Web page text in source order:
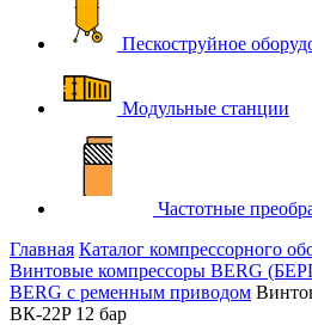
Пескоструйное
Модульные станции
Частотные
Главная Каталог компрессорного
Винтовые компрессоры BERG
BERG с ременным приводом
ВК-22P 12 бар